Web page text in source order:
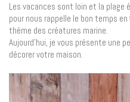
Les vacances sont loin et la plage
pour nous rappelle le bon temps
thème des créatures marine.
Aujourd’hui, je vous présente une
décorer votre maison.